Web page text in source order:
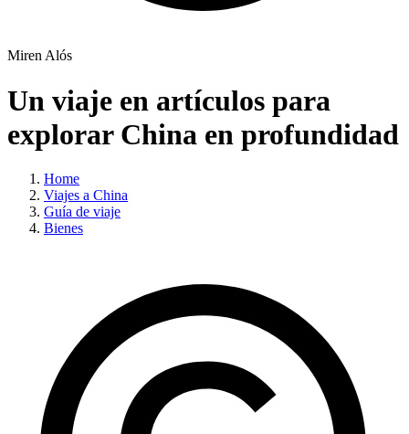
Miren Alós
Un viaje en artículos para
explorar China en profundidad
Home
Viajes a China
Guía de viaje
Bienes